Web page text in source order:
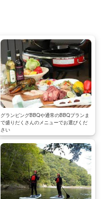
グランピングBBQや通常のBBQプランま
で盛りだくさんのメニューでお選びくだ
さい